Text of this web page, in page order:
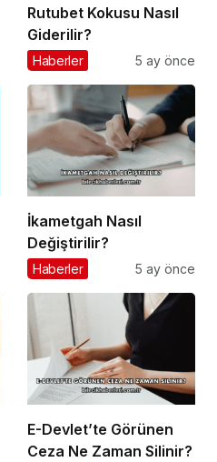
Rutubet Kokusu Nasıl
Giderilir?
Haberler 5 ay önce
İkametgah Nasıl
Değiştirilir?
Haberler 5 ay önce
E-Devlet’te Görünen
Ceza Ne Zaman Silinir?